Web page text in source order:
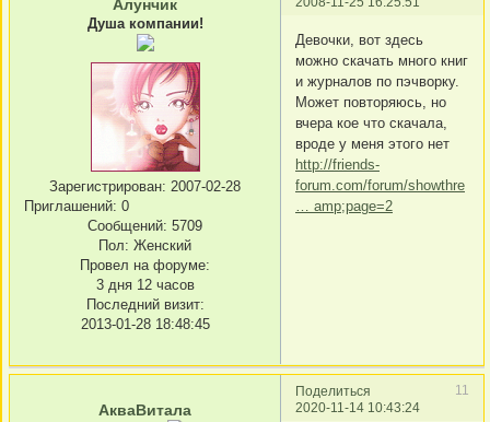
Алунчик
Душа компании!
Зарегистрирован: 2007-02-28
Приглашений: 0
Сообщений: 5709
Пол: Женский
Провел на форуме:
3 дня 12 часов
Последний визит:
2013-01-28 18:48:45
Девочки, вот здесь
можно скачать много книг
и журналов по пэчворку.
Может повторяюсь, но
вчера кое что скачала,
вроде у меня этого нет
http://friends-
forum.com/forum/showthre
… amp;page=2
Поделиться
11
2020-11-14 10:43:24
АкваВитала